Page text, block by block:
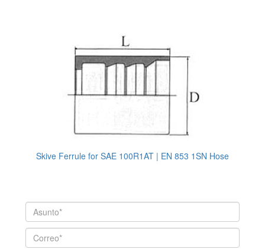
Skive Ferrule for SAE 100R1AT | EN 853 1SN Hose